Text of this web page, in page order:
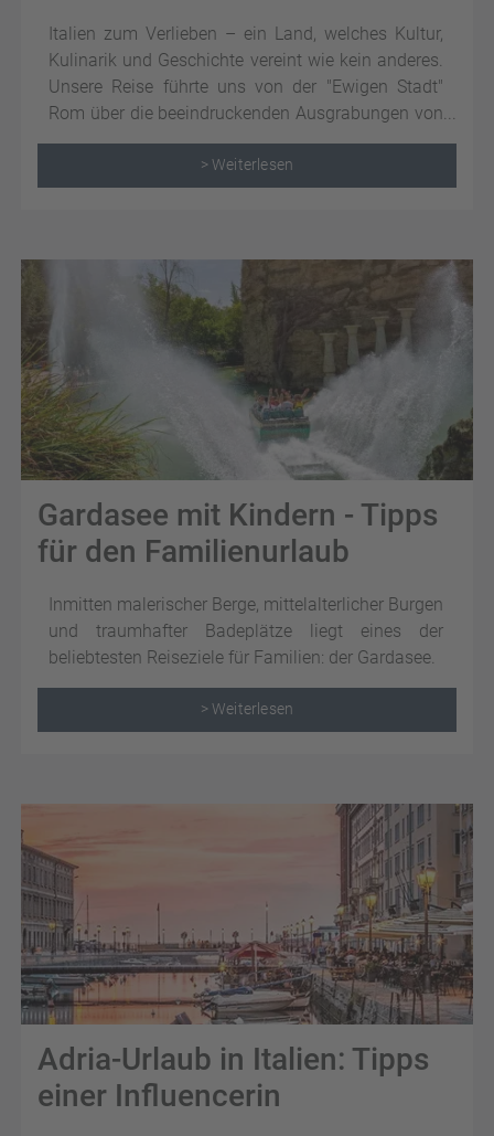
Italien zum Verlieben – ein Land, welches Kultur,
Kulinarik und Geschichte vereint wie kein anderes.
Unsere Reise führte uns von der "Ewigen Stadt"
Rom über die beeindruckenden Ausgrabungen von
Pompeji bis hin zu den malerischen Orten der
Amalfiküste und nach Capri. Dabei erlebten wir die
perfekte Mischung aus historischem Zauber und
> Weiterlesen
Gardasee mit Kindern - Tipps
für den Familienurlaub
Inmitten malerischer Berge, mittelalterlicher Burgen
und traumhafter Badeplätze liegt eines der
beliebtesten Reiseziele für Familien: der Gardasee.
> Weiterlesen
Adria-Urlaub in Italien: Tipps
einer Influencerin